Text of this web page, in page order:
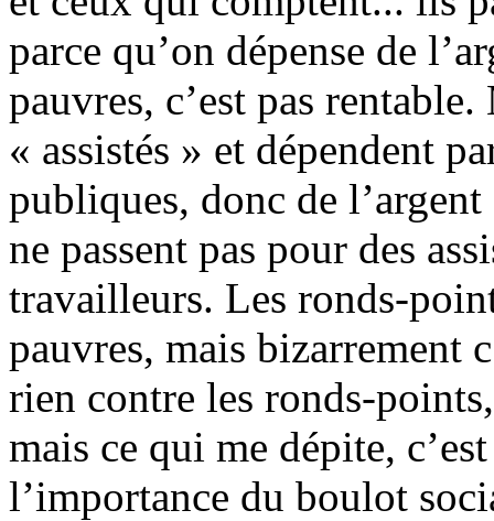
parce qu’on dépense de
pauvres, c’est pas
« assistés » et dépendent
publiques, donc de
ne passent pas pour des
travailleurs. Les ronds-
pauvres, mais bizarrement
rien contre les ronds-
mais ce qui me dépite,
l’importance du boulot